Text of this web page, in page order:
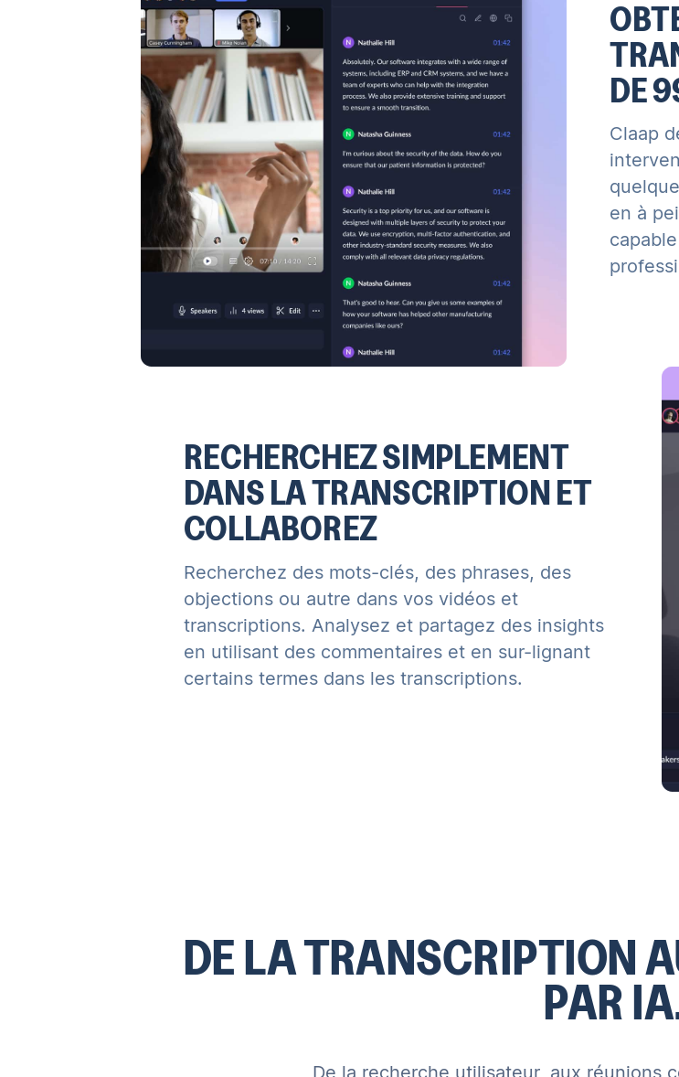
DE
Claap
en à
RECHERCHEZ SIMPLEMENT
DANS LA TRANSCRIPTION ET
COLLABOREZ
Recherchez des mots-clés, des phrases, des
objections ou autre dans vos vidéos et
transcriptions. Analysez et partagez des insights
en utilisant des commentaires et en sur-lignant
certains termes dans les transcriptions.
DE LA TRANSCRIPTION
PAR
De la recherche utilisateur, aux réunions